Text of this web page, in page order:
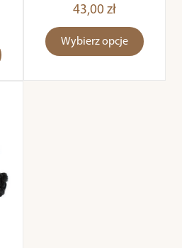
43,00 zł
Wybierz opcje